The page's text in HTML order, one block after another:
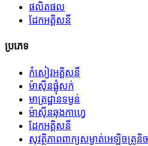
ផលិតផល
ដែកអគ្គិសនី
ប្រភេទ
កំសៀវអគ្គិសនី
ម៉ាស៊ីន​ផ្លុំ​សក់
មាត្រដ្ឋានទម្ងន់
ម៉ាស៊ីន​ឆុងកាហ្វេ
ដែកអគ្គិសនី
សុវត្ថិភាពពាក្យសម្ងាត់អេឡិចត្រូនិច